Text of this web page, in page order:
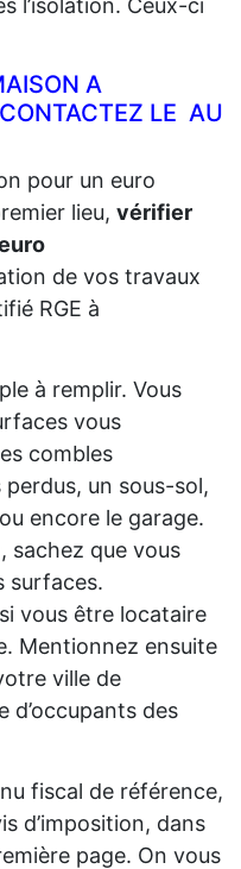
l’isolation. Ceux-ci
A
LE AU
pour un euro
lieu, vérifier
de vos travaux
RGE à
à remplir. Vous
vous
combles
un sous-sol,
encore le garage.
sachez que vous
surfaces.
vous être locataire
Mentionnez ensuite
ville de
d’occupants des
fiscal de référence,
d’imposition, dans
page. On vous